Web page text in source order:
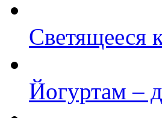
Светящееся
Йогуртам –